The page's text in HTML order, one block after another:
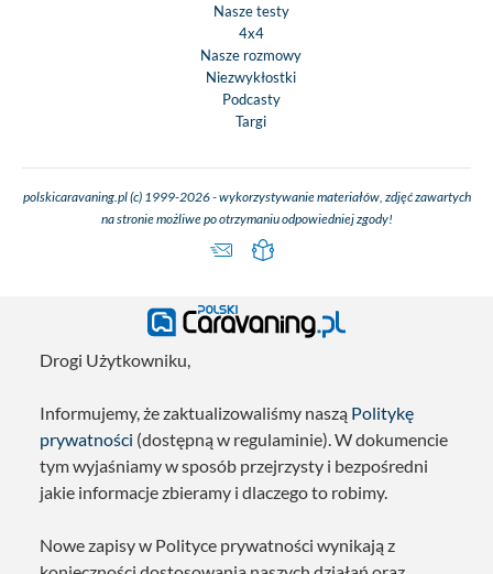
Nasze testy
4x4
Nasze rozmowy
Niezwykłostki
Podcasty
Targi
polskicaravaning.pl (c) 1999-2026 - wykorzystywanie materiałów, zdjęć zawartych
na stronie możliwe po otrzymaniu odpowiedniej zgody!
Drogi Użytkowniku,
Informujemy, że zaktualizowaliśmy naszą Politykę
prywatności (dostępną w regulaminie). W dokumencie
tym wyjaśniamy w sposób przejrzysty i bezpośredni
jakie informacje zbieramy i dlaczego to robimy.
Nowe zapisy w Polityce prywatności wynikają z